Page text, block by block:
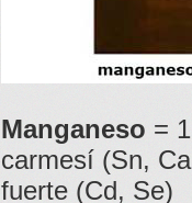
Manganeso =
carmesí (Sn,
fuerte (Cd, Se)